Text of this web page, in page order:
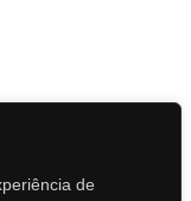
de